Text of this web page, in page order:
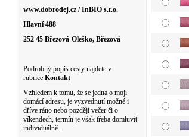
www.dobrodej.cz / InBIO s.r.o.
Hlavní 488
252 45 Březová-Oleško, Březová
Podrobný popis cesty najdete v
rubrice Kontakt
Vzhledem k tomu, že se jedná o moji
domácí adresu, je vyzvednutí možné i
dříve ráno nebo později večer či o
víkendech, termín je však třeba domluvit
individuálně.